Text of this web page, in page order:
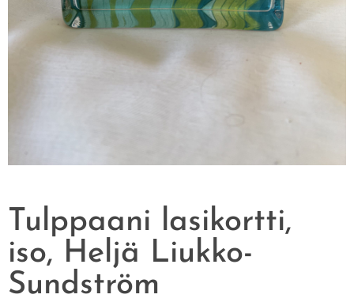
Tulppaani lasikortti,
iso, Heljä Liukko-
Sundström